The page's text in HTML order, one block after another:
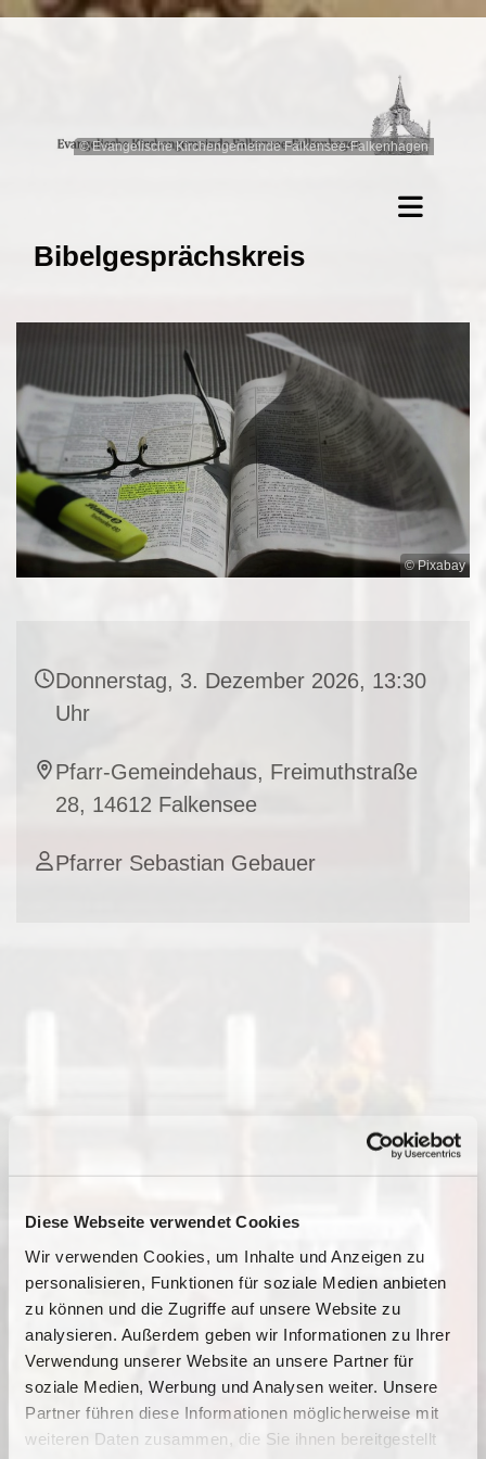
Diese Webseite verwendet Cookies
Wir verwenden Cookies, um Inhalte und Anzeigen zu
personalisieren, Funktionen für soziale Medien anbieten
zu können und die Zugriffe auf unsere Website zu
analysieren. Außerdem geben wir Informationen zu Ihrer
Verwendung unserer Website an unsere Partner für
soziale Medien, Werbung und Analysen weiter. Unsere
Partner führen diese Informationen möglicherweise mit
weiteren Daten zusammen, die Sie ihnen bereitgestellt
© Evangelische Kirchengemeinde Falkensee-Falkenhagen
Bibelgesprächskreis
© Pixabay
Donnerstag, 3. Dezember 2026, 13:30
Uhr
Pfarr-Gemeindehaus, Freimuthstraße
28, 14612 Falkensee
Pfarrer Sebastian Gebauer
Dies könnte Sie auch
interessieren